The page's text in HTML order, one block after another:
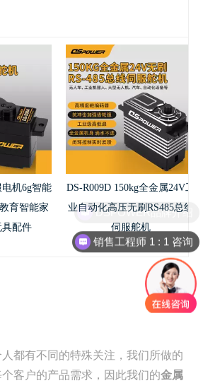
6g智能
智能家
件
DS-R009D 150kg全金属24V工
业自动化高压无刷RS485总线
伺服舵机
人都有不同的特殊关注，我们所做的
客户的产品需求，因此我们的金属
DSPOWER品牌介绍
销售工程师 1 : 1 咨询